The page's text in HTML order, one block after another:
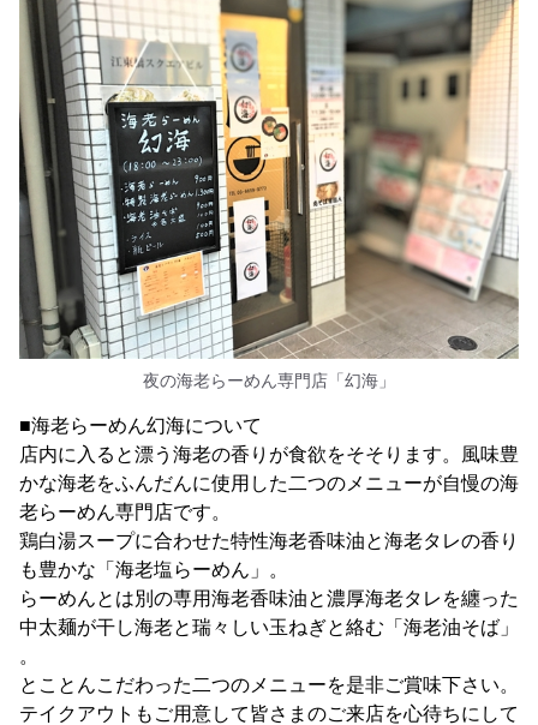
夜の海老らーめん専門店「幻海」
■海老らーめん幻海について
店内に入ると漂う海老の香りが食欲をそそります。風味豊
かな海老をふんだんに使用した二つのメニューが自慢の海
老らーめん専門店です。
鶏白湯スープに合わせた特性海老香味油と海老タレの香り
も豊かな「海老塩らーめん」。
らーめんとは別の専用海老香味油と濃厚海老タレを纏った
中太麺が干し海老と瑞々しい玉ねぎと絡む「海老油そば」
。
とことんこだわった二つのメニューを是非ご賞味下さい。
テイクアウトもご用意して皆さまのご来店を心待ちにして